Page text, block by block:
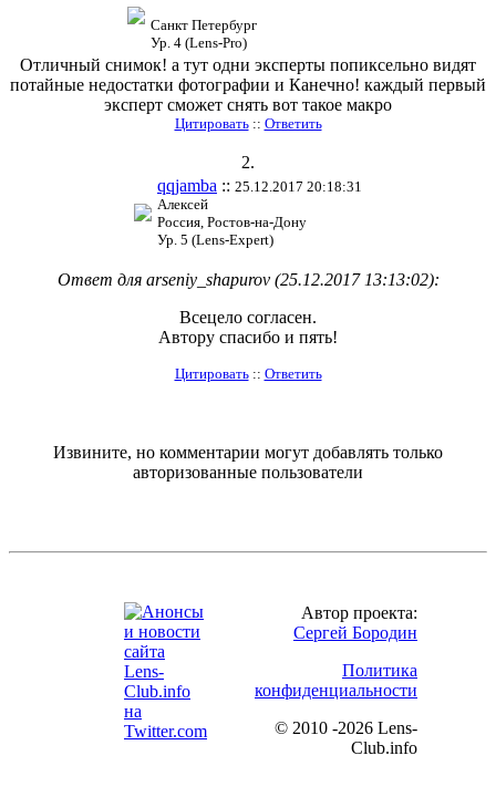
Санкт Петербург
Ур. 4 (Lens-Pro)
Отличный снимок! а тут одни эксперты попиксельно видят
потайные недостатки фотографии и Канечно! каждый первый
эксперт сможет снять вот такое макро
Цитировать:: Ответить
2.
qqjamba :: 25.12.2017 20:18:31
Алексей
Россия, Ростов-на-Дону
Ур. 5 (Lens-Expert)
Ответ для arseniy_shapurov (25.12.2017 13:13:02):
Всецело согласен.
Автору спасибо и пять!
Цитировать:: Ответить
Извините, но комментарии могут добавлять только
авторизованные пользователи
Автор проекта:
Сергей Бородин
Политика
конфиденциальности
© 2010 -2026 Lens-
Club.info